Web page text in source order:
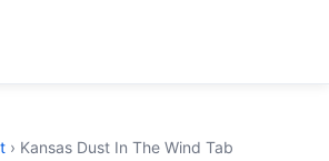
› Kansas Dust In The Wind Tab